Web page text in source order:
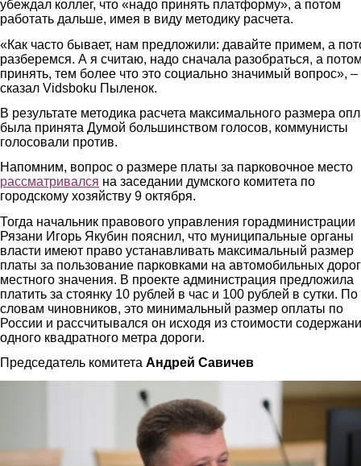
убеждал коллег, что «надо принять платформу», а потом
работать дальше, имея в виду методику расчета.
«Как часто бывает, нам предложили: давайте примем, а
разберемся. А я считаю, надо сначала разобраться, а
принять, тем более что это социально значимый вопрос», –
сказал Vidsboku Пыленок.
В результате методика расчета максимального размера
была принята Думой большинством голосов, коммунисты
голосовали против.
Напомним, вопрос о размере платы за парковочное место
рассматривался на заседании думского комитета по
городскому хозяйству 9 октября.
Тогда начальник правового управления горадминистрации
Рязани Игорь Якубин пояснил, что муниципальные органы
власти имеют право устанавливать максимальный размер
платы за пользование парковками на автомобильных
местного значения. В проекте администрация предложила
платить за стоянку 10 рублей в час и 100 рублей в сутки. По
словам чиновников, это минимальный размер оплаты по
России и рассчитывался он исходя из стоимости
одного квадратного метра дороги.
Председатель комитета Андрей Савичев